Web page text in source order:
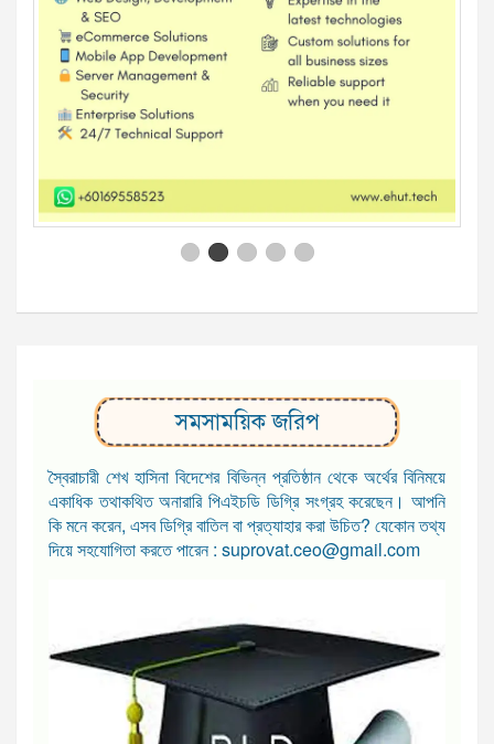
সমসাময়িক জরিপ
স্বৈরাচারী শেখ হাসিনা বিদেশের বিভিন্ন প্রতিষ্ঠান থেকে অর্থের বিনিময়ে
একাধিক তথাকথিত অনারারি পিএইচডি ডিগ্রি সংগ্রহ করেছেন। আপনি
কি মনে করেন, এসব ডিগ্রি বাতিল বা প্রত্যাহার করা উচিত? যেকোন তথ্য
দিয়ে সহযোগিতা করতে পারেন : suprovat.ceo@gmail.com